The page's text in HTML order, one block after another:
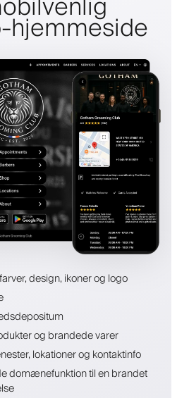
hjemmeside
design, ikoner og logo
og brandede varer
lokationer og kontaktinfo
domænefunktion til en brandet